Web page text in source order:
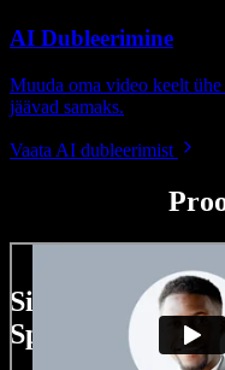
AI Dubleerimine
Muuda oma video keelt
jäävad samaks.
Vaata AI dubleerimist
Siin on vaid
Speechify